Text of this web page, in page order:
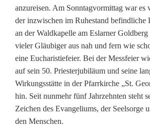
n
s
i
g
n
o
r
anzureisen. Am Sonntagvormittag war es
der inzwischen im Ruhestand befindliche
an der Waldkapelle am Eslarner
vieler Gläubiger aus nah und fern wie
eine Eucharistiefeier. Bei der Messfeier
auf sein 50. Priesterjubiläum und seine
Wirkungsstätte in der Pfarrkirche „St.
hin. Seit nunmehr fünf Jahrzehnten steht
Zeichen des Evangeliums, der Seelsorge
den Menschen.